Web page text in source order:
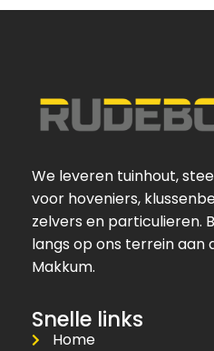
We leveren tuinhout,
voor hoveniers,
zelvers en particulieren.
langs op ons terrein aan
Makkum.
Snelle links
Home